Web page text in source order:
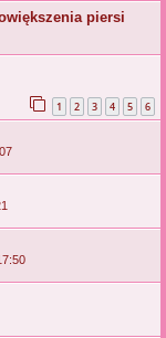
piersi
1 2 3 4 5 6